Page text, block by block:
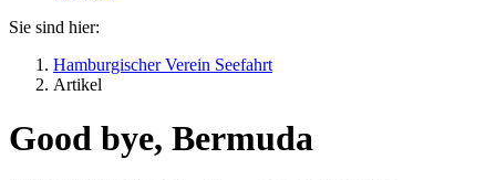
Sie sind hier:
Hamburgischer Verein Seefahrt
Artikel
Good bye, Bermuda